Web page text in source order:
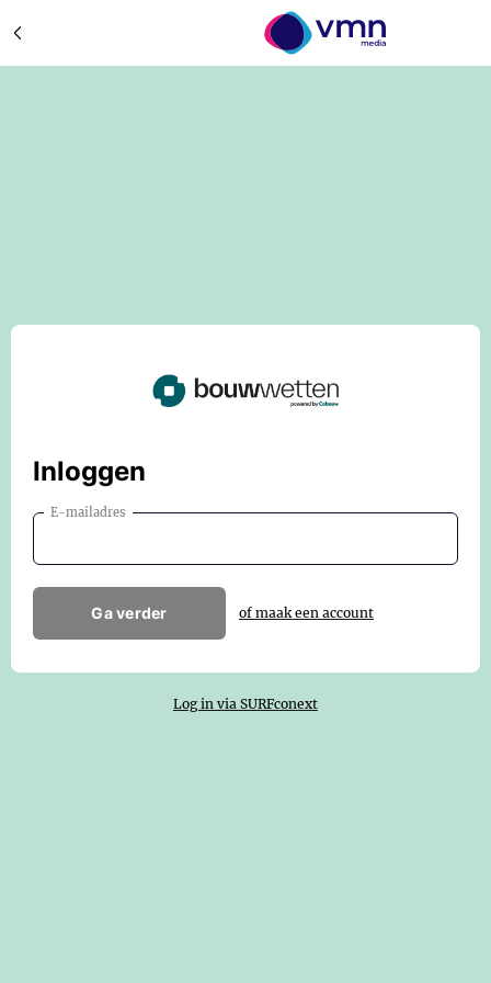
Inloggen
E-mailadres
Ga verder of maak een account
Log in via SURFconext